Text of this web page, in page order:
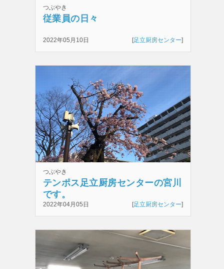
つぶやき
従業員の日々
2022年05月10日 [足立厨房センター]
つぶやき
テンポス足立厨房センターの宮川
です。
2022年04月05日 [足立厨房センター]